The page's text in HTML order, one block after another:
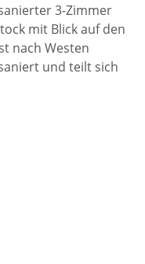
3-Zimmer
mit Blick auf den
nach Westen
und teilt sich